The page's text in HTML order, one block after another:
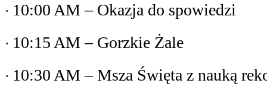
· 10:00 AM – Okazja do spowiedzi
· 10:15 AM – Gorzkie Żale
· 10:30 AM – Msza Święta z nauką